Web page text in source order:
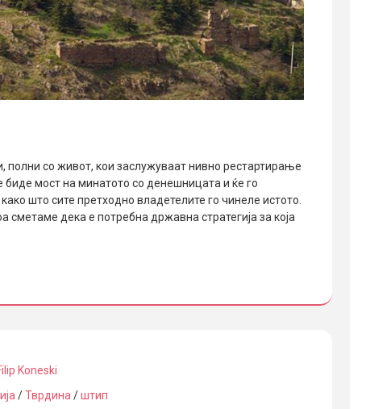
полни со живот, кои заслужуваат нивно рестартирање
биде мост на минатото со денешницата и ќе го
што сите претходно владетелите го чинеле истото.
сметаме дека е потребна државна стратегија за која
Koneski
/Тврдина /штип